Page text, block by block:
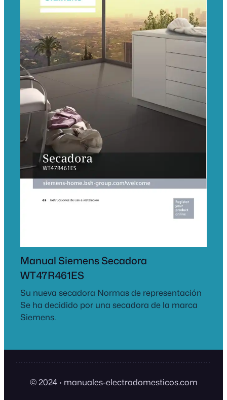
Manual Siemens Secadora
WT47R461ES
Su nueva secadora Normas de representación
Se ha decidido por una secadora de la marca
Siemens.
© 2024 · manuales-electrodomesticos.com